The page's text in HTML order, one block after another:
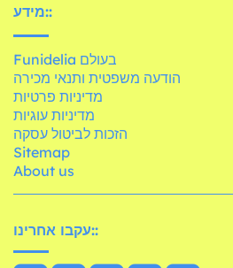
מידע::
Funidelia בעולם
הודעה משפטית ותנאי מכירה
מדיניות פרטיות
מדיניות עוגיות
הזכות לביטול עסקה
Sitemap
About us
עקבו אחרינו::